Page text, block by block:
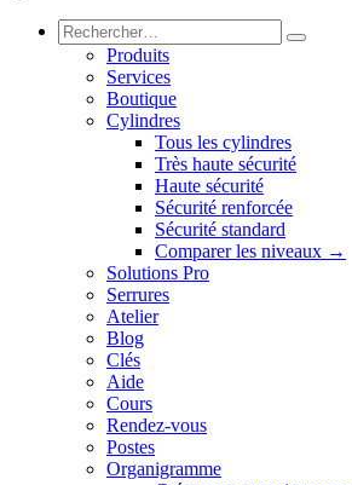
Produits
Services
Boutique
Cylindres
Tous les cylindres
Très haute sécurité
Haute sécurité
Sécurité renforcée
Sécurité standard
Comparer les niveaux →
Solutions Pro
Serrures
Atelier
Blog
Clés
Aide
Cours
Rendez-vous
Postes
Organigramme